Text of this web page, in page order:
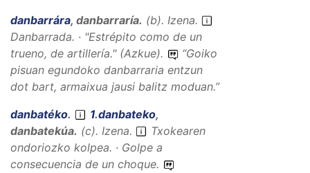
danbarrára, danbarraría. (b). Izena.
Danbarrada. · "Estrépito como de un
trueno, de artillería." (Azkue).
“Goiko
pisuan egundoko danbarraria entzun
dot bart, armaixua jausi balitz moduan.”
danbatéko. 1.danbateko,
danbatekúa. (c). Izena.
Txokearen
ondoriozko kolpea. · Golpe a
consecuencia de un choque.